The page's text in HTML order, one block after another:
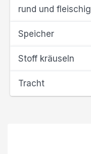
rund und fleischig
Speicher
Stoff kräuseln
Tracht